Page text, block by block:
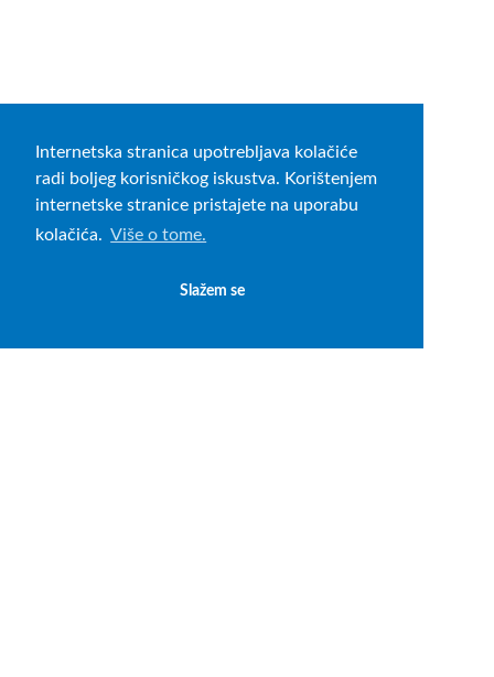
Internetska stranica upotrebljava kolačiće
radi boljeg korisničkog iskustva. Korištenjem
internetske stranice pristajete na uporabu
kolačića. Više o tome.
Slažem se